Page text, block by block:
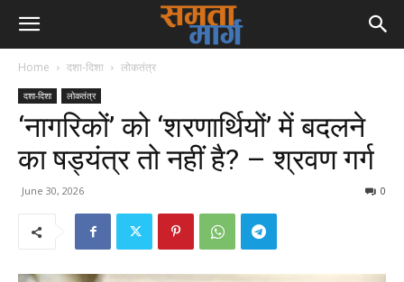
Home दशा-दिशा लोकतंत्र
दशा-दिशा लोकतंत्र
‘नागरिकों’ को ‘शरणार्थियों’ में बदलने
का षड्यंत्र तो नहीं है? – श्रवण गर्ग
June 30, 2026 0